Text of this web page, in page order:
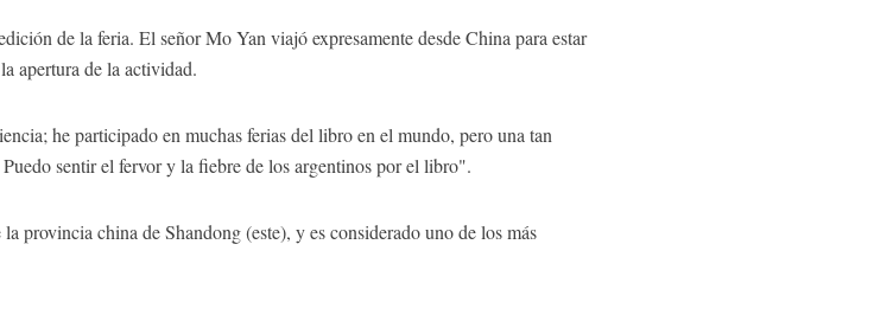
de la feria. El señor Mo Yan viajó expresamente desde China para estar
apertura de la actividad.
he participado en muchas ferias del libro en el mundo, pero una tan
sentir el fervor y la fiebre de los argentinos por el libro".
provincia china de Shandong (este), y es considerado uno de los más